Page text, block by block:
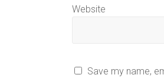
Website
Save my name,